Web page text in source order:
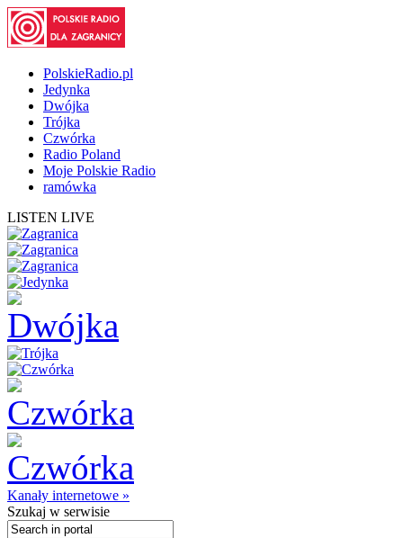
PolskieRadio.pl
Jedynka
Dwójka
Trójka
Czwórka
Radio Poland
Moje Polskie Radio
ramówka
LISTEN LIVE
Kanały internetowe »
Szukaj w serwisie